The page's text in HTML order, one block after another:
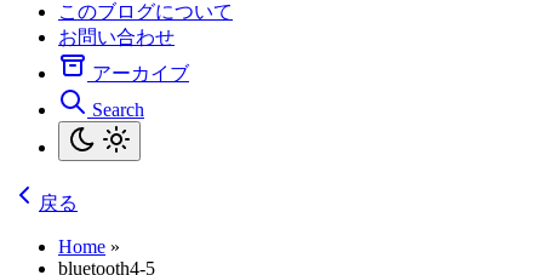
このブログについて
お問い合わせ
アーカイブ
Search
戻る
Home »
bluetooth4-5